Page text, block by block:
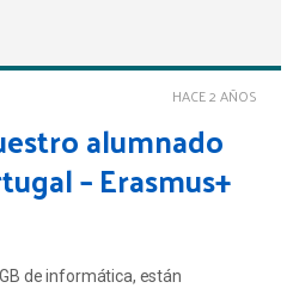
HACE 2 AÑOS
alumnado
– Erasmus+
de informática, están